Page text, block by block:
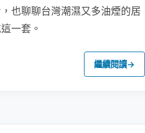
也聊聊台灣潮濕又多油煙的居
一套。
繼續閱讀→